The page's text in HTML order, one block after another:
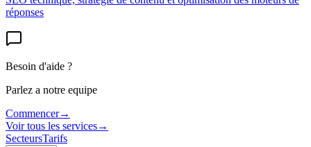
réponses
Besoin d'aide ?
Parlez a notre equipe
Commencer→
Voir tous les services→
SecteursTarifs